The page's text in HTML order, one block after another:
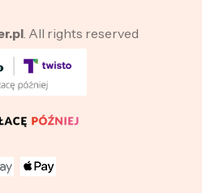
. All rights reserved